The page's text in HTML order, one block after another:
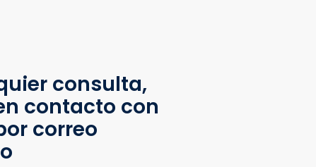
consulta,
contacto con
correo